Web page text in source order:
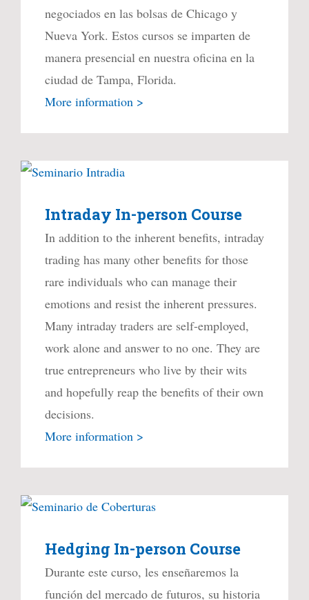
negociados en las bolsas de Chicago y
Nueva York. Estos cursos se imparten de
manera presencial en nuestra oficina en la
ciudad de Tampa, Florida.
More information >
Intraday In-person Course
In addition to the inherent benefits, intraday
trading has many other benefits for those
rare individuals who can manage their
emotions and resist the inherent pressures.
Many intraday traders are self-employed,
work alone and answer to no one. They are
true entrepreneurs who live by their wits
and hopefully reap the benefits of their own
decisions.
More information >
Hedging In-person Course
Durante este curso, les enseñaremos la
función del mercado de futuros, su historia